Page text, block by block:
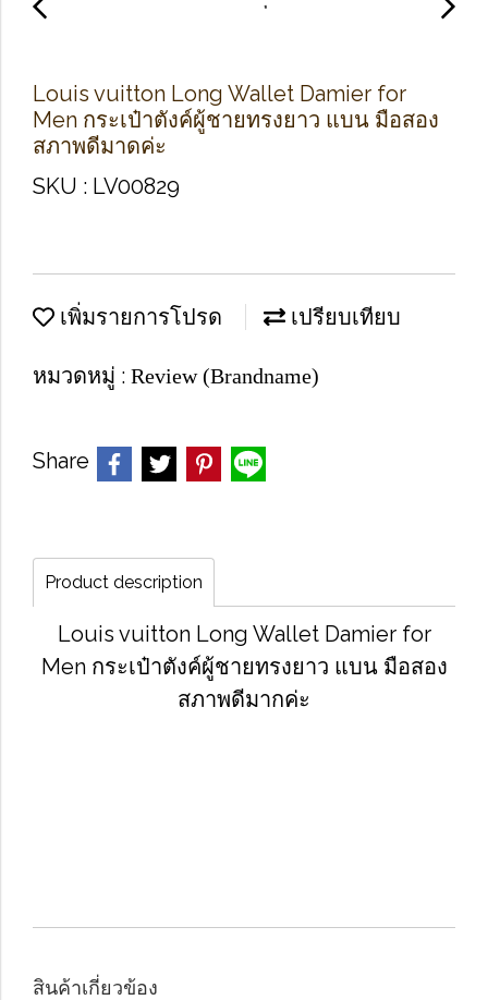
Louis vuitton Long Wallet Damier for
Men กระเป๋าตังค์ผู้ชายทรงยาว แบน มือสอง
สภาพดีมาดค่ะ
SKU : LV00829
เพิ่มรายการโปรด เปรียบเทียบ
หมวดหมู่ : Review (Brandname)
Share
Product description
Louis vuitton Long Wallet Damier for
Men กระเป๋าตังค์ผู้ชายทรงยาว แบน มือสอง
สภาพดีมากค่ะ
สินค้าเกี่ยวข้อง